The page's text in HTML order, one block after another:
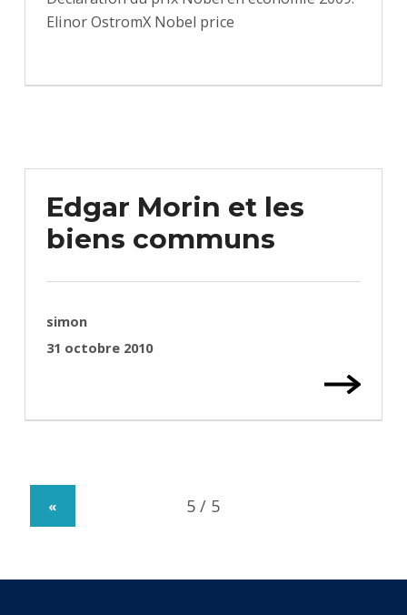
Elinor OstromX Nobel price
Edgar Morin et les
biens communs
RÉDIGÉ PAR :
simon
PUBLIÉ SUR :
31 octobre 2010
«